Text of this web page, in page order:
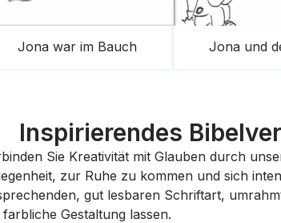
Jona war im Bauch Jona und
Inspirierendes
Sie Kreativität mit Glauben durch
zur Ruhe zu kommen und sich
gut lesbaren Schriftart,
Gestaltung lassen.